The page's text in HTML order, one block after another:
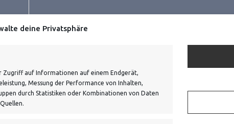
deine Privatsphäre
Zugriff auf Informationen auf einem Endgerät,
Messung der Performance von Inhalten,
durch Statistiken oder Kombinationen von Daten
für